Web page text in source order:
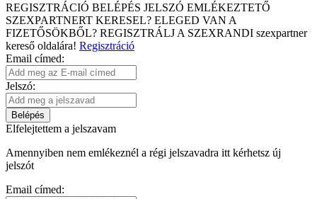
REGISZTRÁCIÓ BELÉPÉS JELSZÓ EMLÉKEZTETŐ
SZEXPARTNERT KERESEL? ELEGED VAN A
FIZETŐSÖKBŐL? REGISZTRÁLJ A SZEXRANDI szexpartner
kereső oldalára! Regisztráció
Email címed:
Jelszó:
Belépés
Elfelejtettem a jelszavam
Amennyiben nem emlékeznél a régi jelszavadra itt kérhetsz új
jelszót
Email címed: